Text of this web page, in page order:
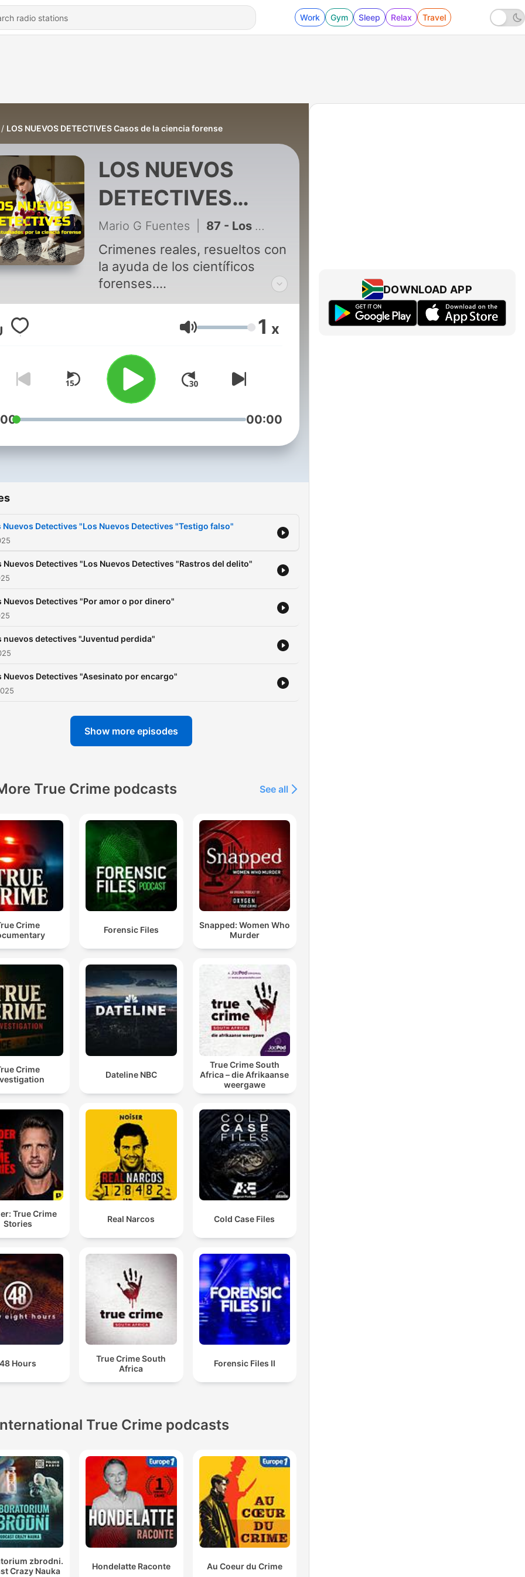
Work Gym Sleep Relax Travel
LOS NUEVOS DETECTIVES Casos de la ciencia forense
LOS NUEVOS
DETECTIVES
Casos de la
ciencia forense
Mario G Fuentes 87 - Los Nuevos Detectives "Los Nuevos Detectives "Testigo falso"
Crimenes reales, resueltos con
la ayuda de los científicos
forenses.
https://www.youtube.com/@CanalVintageTVmx
Volume 1 x
00:00
Nuevos Detectives "Los Nuevos Detectives "Testigo falso"
Nuevos Detectives "Los Nuevos Detectives "Rastros del delito"
Nuevos Detectives "Por amor o por dinero"
nuevos detectives "Juventud perdida"
Nuevos Detectives "Asesinato por encargo"
Show more episodes
True Crime podcasts See all
Crime
Forensic Files
Snapped: Women Who
Murder
Crime
Dateline NBC
True Crime South
Africa – die Afrikaanse
weergawe
True Crime
Stories
Real Narcos Cold Case Files
48 Hours
True Crime South
Africa
Forensic Files II
True Crime podcasts
zbrodni.
Crazy Nauka
Hondelatte Raconte Au Coeur du Crime
DOWNLOAD APP